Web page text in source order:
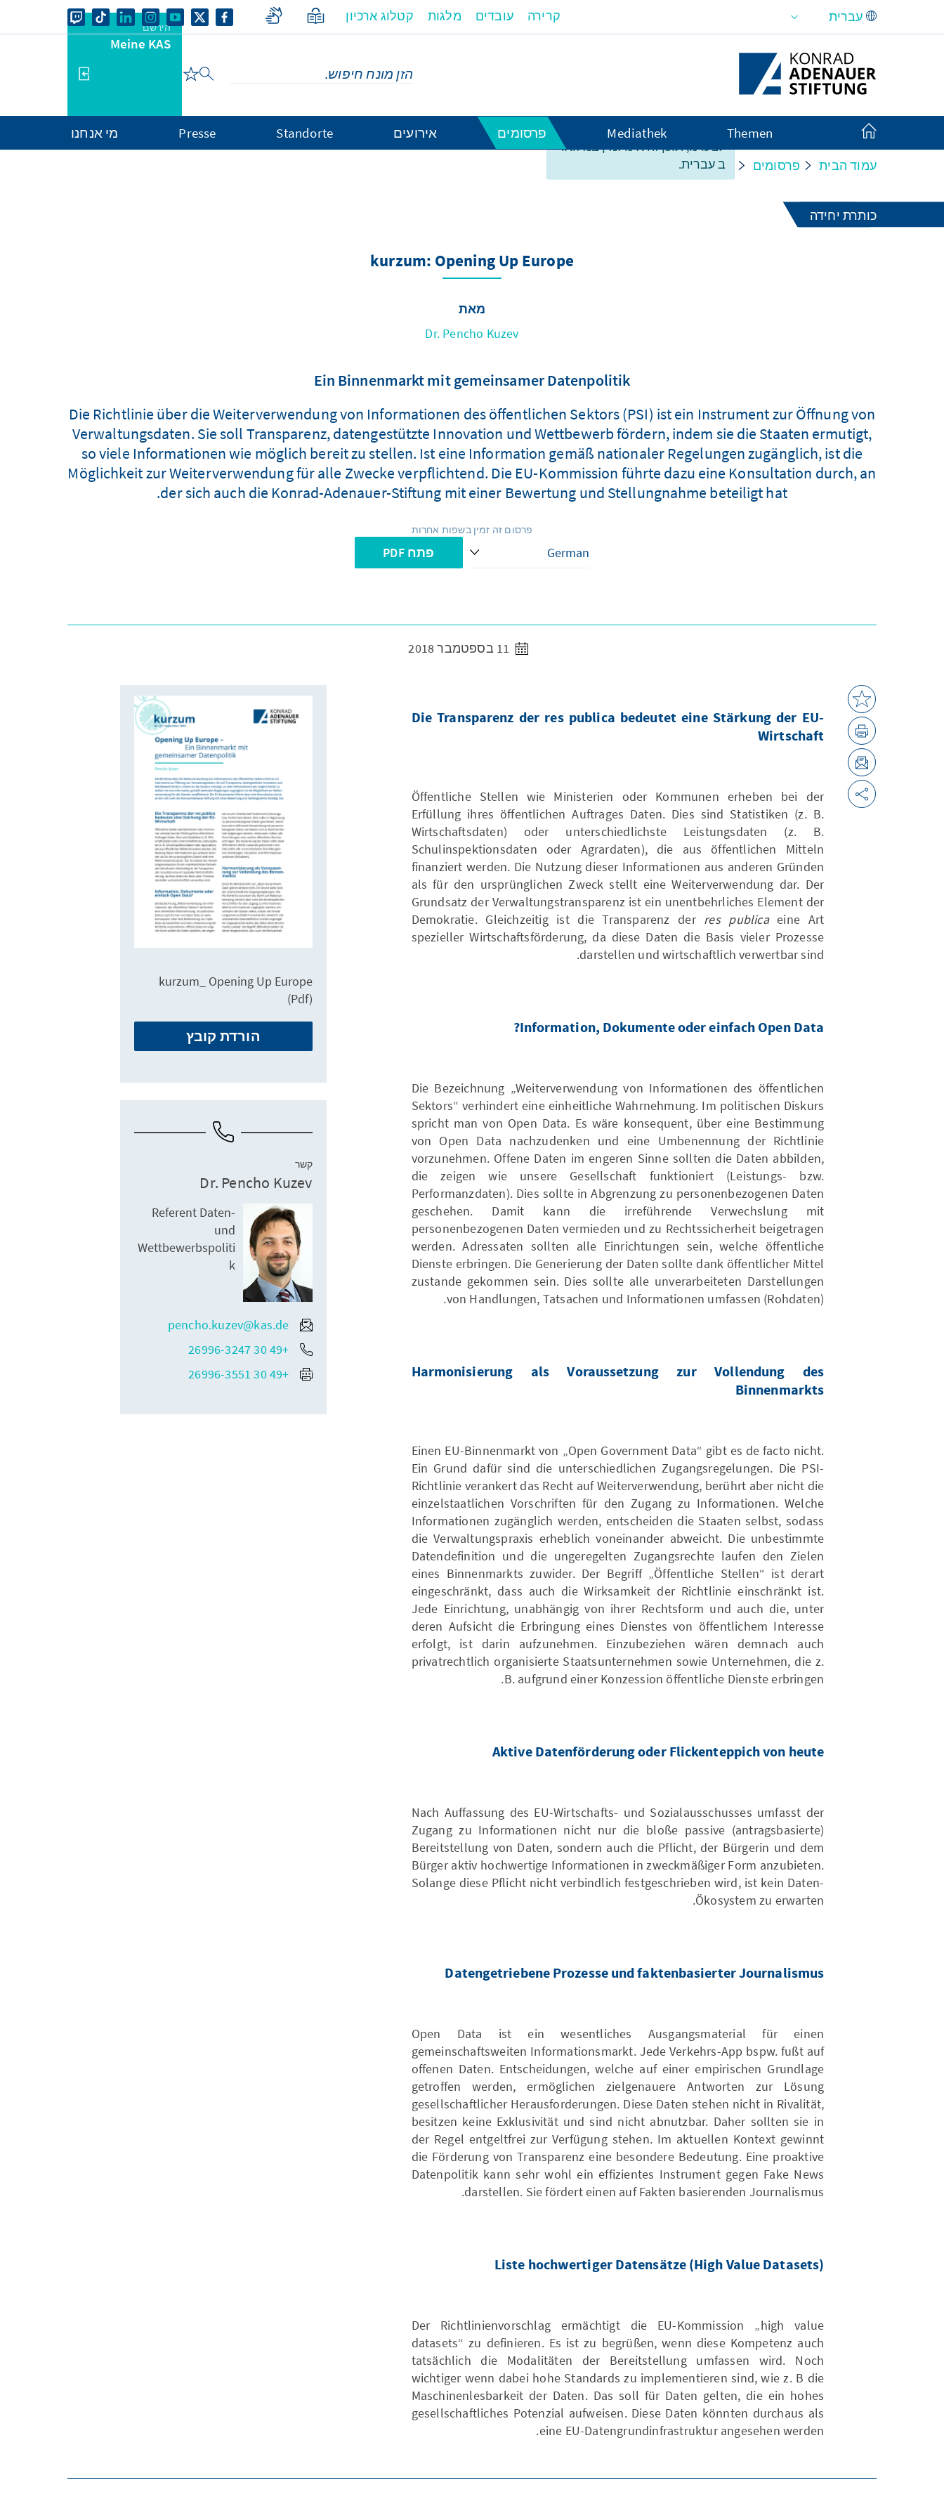
Skip to Main Content
לצערנו, תוכן זה אינו זמין במלואו
ב עברית.
קרירה עובדים מלגות קטלוג ארכיון
הירשם
Meine KAS
Themen
Mediathek פרסומים אירועים Standorte
Presse מי אנחנו
עמוד הבית פרסומים kurzum: Opening Up Europe
כותרת יחידה
kurzum: Opening Up Europe
מאת
Dr. Pencho Kuzev
Ein Binnenmarkt mit gemeinsamer Datenpolitik
Die Richtlinie über die Weiterverwendung von Informationen des öffentlichen Sektors (PSI) ist ein Instrument zur Öffnung von
Verwaltungsdaten. Sie soll Transparenz, datengestützte Innovation und Wettbewerb fördern, indem sie die Staaten ermutigt,
so viele Informationen wie möglich bereit zu stellen. Ist eine Information gemäß nationaler Regelungen zugänglich, ist die
Möglichkeit zur Weiterverwendung für alle Zwecke verpflichtend. Die EU-Kommission führte dazu eine Konsultation durch, an
der sich auch die Konrad-Adenauer-Stiftung mit einer Bewertung und Stellungnahme beteiligt hat.
פרסום זה זמין בשפות אחרות
פתח PDF
Die Transparenz der res publica bedeutet eine Stärkung der EU-
Wirtschaft
Öffentliche Stellen wie Ministerien oder Kommunen erheben bei der
Erfüllung ihres öffentlichen Auftrages Daten. Dies sind Statistiken (z. B.
Wirtschaftsdaten) oder unterschiedlichste Leistungsdaten (z. B.
Schulinspektionsdaten oder Agrardaten), die aus öffentlichen Mitteln
finanziert werden. Die Nutzung dieser Informationen aus anderen Gründen
als für den ursprünglichen Zweck stellt eine Weiterverwendung dar. Der
Grundsatz der Verwaltungstransparenz ist ein unentbehrliches Element der
Demokratie. Gleichzeitig ist die Transparenz der res publicaeine Art
spezieller Wirtschaftsförderung, da diese Daten die Basis vieler Prozesse
darstellen und wirtschaftlich verwertbar sind.
Information, Dokumente oder einfach Open Data?
Die Bezeichnung „Weiterverwendung von Informationen des öffentlichen
Sektors“ verhindert eine einheitliche Wahrnehmung. Im politischen Diskurs
spricht man von Open Data. Es wäre konsequent, über eine Bestimmung
von Open Data nachzudenken und eine Umbenennung der Richtlinie
vorzunehmen. Offene Daten im engeren Sinne sollten die Daten abbilden,
die zeigen wie unsere Gesellschaft funktioniert (Leistungs- bzw.
Performanzdaten). Dies sollte in Abgrenzung zu personenbezogenen Daten
geschehen. Damit kann die irreführende Verwechslung mit
personenbezogenen Daten vermieden und zu Rechtssicherheit beigetragen
werden. Adressaten sollten alle Einrichtungen sein, welche öffentliche
Dienste erbringen. Die Generierung der Daten sollte dank öffentlicher Mittel
zustande gekommen sein. Dies sollte alle unverarbeiteten Darstellungen
von Handlungen, Tatsachen und Informationen umfassen (Rohdaten).
Harmonisierung als Voraussetzung zur Vollendung des
Binnenmarkts
Einen EU-Binnenmarkt von „Open Government Data“ gibt es de facto nicht.
Ein Grund dafür sind die unterschiedlichen Zugangsregelungen. Die PSI-
Richtlinie verankert das Recht auf Weiterverwendung, berührt aber nicht die
einzelstaatlichen Vorschriften für den Zugang zu Informationen. Welche
Informationen zugänglich werden, entscheiden die Staaten selbst, sodass
die Verwaltungspraxis erheblich voneinander abweicht. Die unbestimmte
Datendefinition und die ungeregelten Zugangsrechte laufen den Zielen
eines Binnenmarkts zuwider. Der Begriff „Öffentliche Stellen“ ist derart
eingeschränkt, dass auch die Wirksamkeit der Richtlinie einschränkt ist.
Jede Einrichtung, unabhängig von ihrer Rechtsform und auch die, unter
deren Aufsicht die Erbringung eines Dienstes von öffentlichem Interesse
erfolgt, ist darin aufzunehmen. Einzubeziehen wären demnach auch
privatrechtlich organisierte Staatsunternehmen sowie Unternehmen, die z.
B. aufgrund einer Konzession öffentliche Dienste erbringen.
Aktive Datenförderung oder Flickenteppich von heute
Nach Auffassung des EU-Wirtschafts- und Sozialausschusses umfasst der
Zugang zu Informationen nicht nur die bloße passive (antragsbasierte)
Bereitstellung von Daten, sondern auch die Pflicht, der Bürgerin und dem
Bürger aktiv hochwertige Informationen in zweckmäßiger Form anzubieten.
Solange diese Pflicht nicht verbindlich festgeschrieben wird, ist kein Daten-
Ökosystem zu erwarten.
Datengetriebene Prozesse und faktenbasierter Journalismus
Open Data ist ein wesentliches Ausgangsmaterial für einen
gemeinschaftsweiten Informationsmarkt. Jede Verkehrs-App bspw. fußt auf
offenen Daten. Entscheidungen, welche auf einer empirischen Grundlage
getroffen werden, ermöglichen zielgenauere Antworten zur Lösung
gesellschaftlicher Herausforderungen. Diese Daten stehen nicht in Rivalität,
besitzen keine Exklusivität und sind nicht abnutzbar. Daher sollten sie in
der Regel entgeltfrei zur Verfügung stehen. Im aktuellen Kontext gewinnt
die Förderung von Transparenz eine besondere Bedeutung. Eine proaktive
Datenpolitik kann sehr wohl ein effizientes Instrument gegen Fake News
darstellen. Sie fördert einen auf Fakten basierenden Journalismus.
Liste hochwertiger Datensätze (High Value Datasets)
Der Richtlinienvorschlag ermächtigt die EU-Kommission „high value
datasets“ zu definieren. Es ist zu begrüßen, wenn diese Kompetenz auch
tatsächlich die Modalitäten der Bereitstellung umfassen wird. Noch
wichtiger wenn dabei hohe Standards zu implementieren sind, wie z. B die
Maschinenlesbarkeit der Daten. Das soll für Daten gelten, die ein hohes
gesellschaftliches Potenzial aufweisen. Diese Daten könnten durchaus als
eine EU-Datengrundinfrastruktur angesehen werden.
kurzum_ Opening Up Europe
(Pdf)
הורדת קובץ
קשר
Dr. Pencho Kuzev
Referent Daten-
und
Wettbewerbspoliti
k
pencho.kuzev@kas.de
+49 30 26996-3247
+49 30 26996-3551